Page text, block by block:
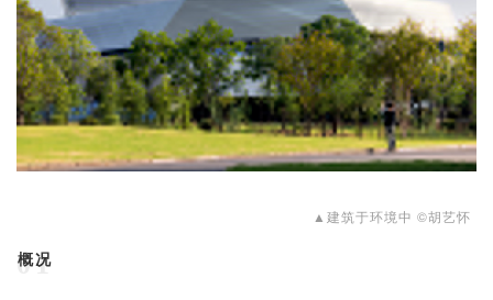
▲建筑于环境中 ©胡艺怀
01
概况